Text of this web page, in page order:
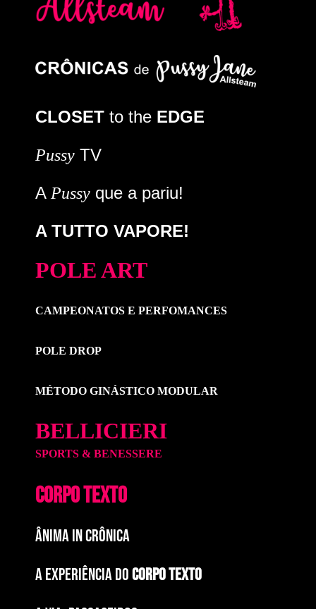
CLOSET to the EDGE
Pussy TV
A Pussy que a pariu!
A TUTTO VAPORE!
POLE ART
CAMPEONATOS E PERFOMANCES
POLE DROP
MÉTODO GINÁSTICO MODULAR
BELLICIERI
SPORTS & BENESSERE
CORPO TEXTO
ÂNIMA IN CRÔNICA
A EXPERIÊNCIA DOCORPO TEXTO